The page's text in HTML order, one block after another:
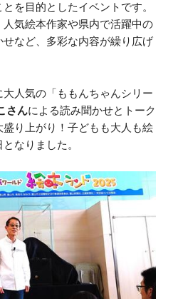
を目的としたイベントです。
気絵本作家や県内で活躍中の
など、多彩な内容が繰り広げ
人気の「ももんちゃんシリー
さんによる読み聞かせとトーク
り上がり！ 子どもも大人も絵
なりました。